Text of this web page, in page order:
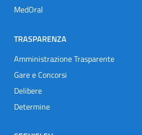
MedOral
TRASPARENZA
Amministrazione Trasparente
Gare e Concorsi
Delibere
Determine